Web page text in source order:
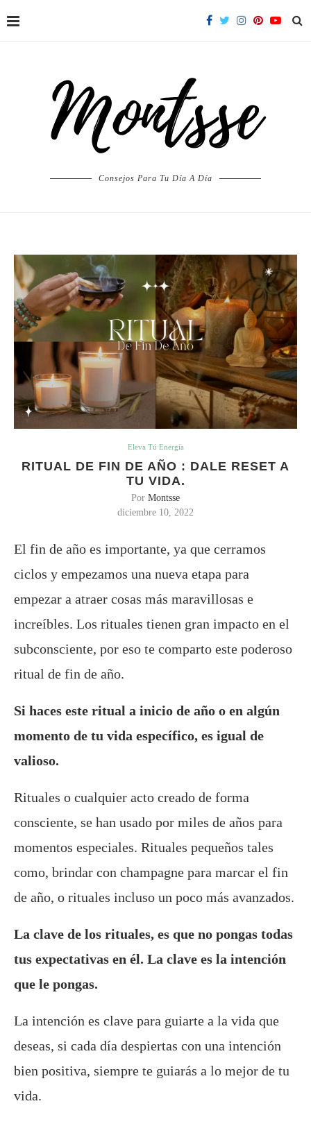
Consejos Para Tu Día A Día
Eleva Tú Energía
RITUAL DE FIN DE AÑO : DALE RESET A
TU VIDA.
Por Montsse
diciembre 10, 2022
El fin de año es importante, ya que cerramos
ciclos y empezamos una nueva etapa para
empezar a atraer cosas más maravillosas e
increíbles. Los rituales tienen gran impacto en el
subconsciente, por eso te comparto este poderoso
ritual de fin de año.
Si haces este ritual a inicio de año o en algún
momento de tu vida específico, es igual de
valioso.
Rituales o cualquier acto creado de forma
consciente, se han usado por miles de años para
momentos especiales. Rituales pequeños tales
como, brindar con champagne para marcar el fin
de año, o rituales incluso un poco más avanzados.
La clave de los rituales, es que no pongas todas
tus expectativas en él. La clave es la intención
que le pongas.
La intención es clave para guiarte a la vida que
deseas, si cada día despiertas con una intención
bien positiva, siempre te guiarás a lo mejor de tu
vida.